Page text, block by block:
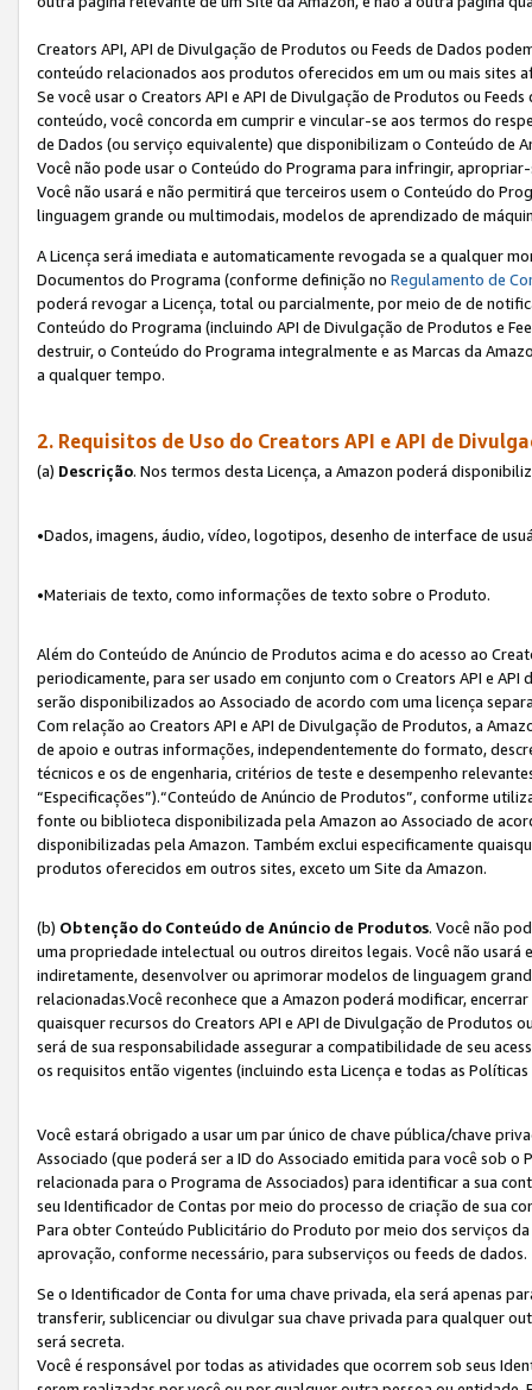
Creators API, API de Divulgação de Produtos ou Feeds de Dados
conteúdo relacionados aos produtos oferecidos em um ou mais sites
Se você usar o Creators API e API de Divulgação de Produtos ou
conteúdo, você concorda em cumprir e vincular-se aos termos do
de Dados (ou serviço equivalente) que disponibilizam o Conteúdo de
Você não pode usar o Conteúdo do Programa para infringir,
Você não usará e não permitirá que terceiros usem o Conteúdo do
linguagem grande ou multimodais, modelos de aprendizado de
A Licença será imediata e automaticamente revogada se a qualquer
Documentos do Programa (conforme definição no Regulamento de
poderá revogar a Licença, total ou parcialmente, por meio de de
Conteúdo do Programa (incluindo API de Divulgação de Produtos e
destruir, o Conteúdo do Programa integralmente e as Marcas da
a qualquer tempo.
2. Requisitos de Uso do Creators API e API de
(a) Descrição. Nos termos desta Licença, a Amazon poderá
•Dados, imagens, áudio, vídeo, logotipos, desenho de interface de
•Materiais de texto, como informações de texto sobre o Produto.
Além do Conteúdo de Anúncio de Produtos acima e do acesso ao
periodicamente, para ser usado em conjunto com o Creators API e
serão disponibilizados ao Associado de acordo com uma licença
Com relação ao Creators API e API de Divulgação de Produtos, a
de apoio e outras informações, independentemente do formato,
técnicos e os de engenharia, critérios de teste e desempenho
“Especificações”).“Conteúdo de Anúncio de Produtos”, conforme
fonte ou biblioteca disponibilizada pela Amazon ao Associado de
disponibilizadas pela Amazon. Também exclui especificamente
produtos oferecidos em outros sites, exceto um Site da Amazon.
(b) Obtenção do Conteúdo de Anúncio de Produtos. Você não
uma propriedade intelectual ou outros direitos legais. Você não
indiretamente, desenvolver ou aprimorar modelos de linguagem
relacionadas.Você reconhece que a Amazon poderá modificar,
quaisquer recursos do Creators API e API de Divulgação de Produtos
será de sua responsabilidade assegurar a compatibilidade de seu
os requisitos então vigentes (incluindo esta Licença e todas as
Você estará obrigado a usar um par único de chave pública/chave
Associado (que poderá ser a ID do Associado emitida para você sob
relacionada para o Programa de Associados) para identificar a sua
seu Identificador de Contas por meio do processo de criação de sua
Para obter Conteúdo Publicitário do Produto por meio dos serviços
aprovação, conforme necessário, para subserviços ou feeds de dados.
Se o Identificador de Conta for uma chave privada, ela será apenas
transferir, sublicenciar ou divulgar sua chave privada para qualquer
será secreta.
Você é responsável por todas as atividades que ocorrem sob seus